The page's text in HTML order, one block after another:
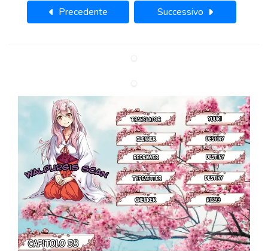
Precedente Successivo